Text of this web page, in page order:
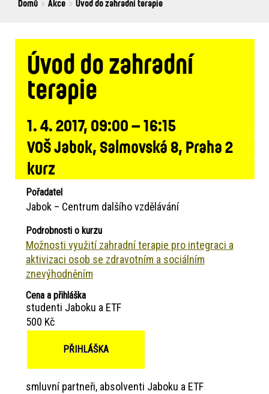
Breadcrumbs
You
Domů Akce Úvod do zahradní terapie
Úvod do zahradní
terapie
1. 4. 2017, 09:00 – 16:15
VOŠ Jabok, Salmovská 8, Praha 2
kurz
Pořadatel
Jabok – Centrum dalšího vzdělávání
Podrobnosti o kurzu
Možnosti využití zahradní terapie pro integraci a
aktivizaci osob se zdravotním a sociálním
znevýhodněním
Cena a přihláška
studenti Jaboku a ETF
500 Kč
PŘIHLÁŠKA
smluvní partneři, absolventi Jaboku a ETF